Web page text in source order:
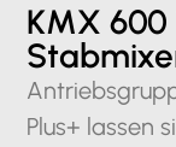
KMX 600
Plus+ lassen